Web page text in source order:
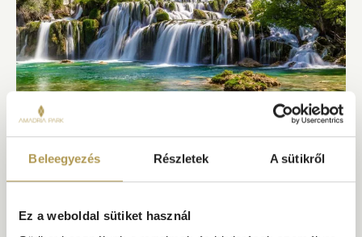
Beleegyezés Részletek A sütikről
Ez a weboldal sütiket használ
SIBENIK
KRKA NEMZETI PARK – ŠIBENIK
RÉGIÓ
Nemzeti Parkba tett kirándulás nélkül.